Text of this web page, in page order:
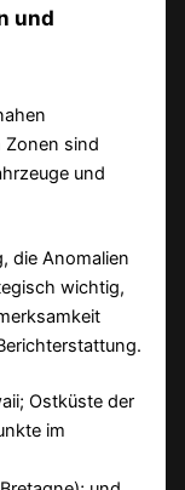
und
Zonen sind
und
die Anomalien
wichtig,
Ostküste der
im